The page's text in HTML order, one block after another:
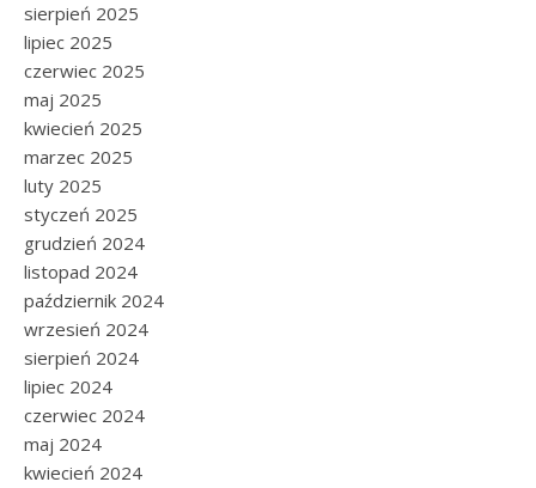
sierpień 2025
lipiec 2025
czerwiec 2025
maj 2025
kwiecień 2025
marzec 2025
luty 2025
styczeń 2025
grudzień 2024
listopad 2024
październik 2024
wrzesień 2024
sierpień 2024
lipiec 2024
czerwiec 2024
maj 2024
kwiecień 2024